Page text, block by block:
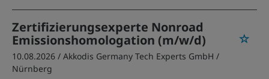
Zertifizierungsexperte Nonroad
Emissionshomologation (m/w/d)
10.08.2026 / Akkodis Germany Tech Experts GmbH /
Nürnberg